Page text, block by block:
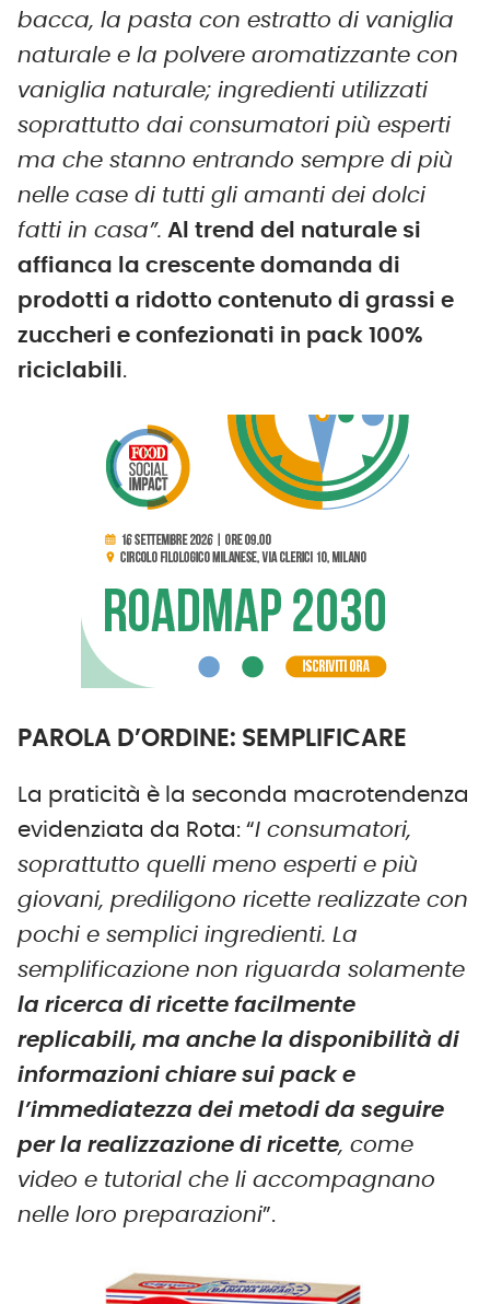
bacca, la pasta con estratto di vaniglia
naturale e la polvere aromatizzante con
vaniglia naturale; ingredienti utilizzati
soprattutto dai consumatori più esperti
ma che stanno entrando sempre di più
nelle case di tutti gli amanti dei dolci
fatti in casa”. Al trend del naturale si
affianca la crescente domanda di
prodotti a ridotto contenuto di grassi e
zuccheri e confezionati in pack 100%
riciclabili.
PAROLA D’ORDINE: SEMPLIFICARE
La praticità è la seconda macrotendenza
evidenziata da Rota: “I consumatori,
soprattutto quelli meno esperti e più
giovani, prediligono ricette realizzate con
pochi e semplici ingredienti. La
semplificazione non riguarda solamente
la ricerca di ricette facilmente
replicabili, ma anche la disponibilità di
informazioni chiare sui pack e
l’immediatezza dei metodi da seguire
per la realizzazione di ricette, come
video e tutorial che li accompagnano
nelle loro preparazioni”.